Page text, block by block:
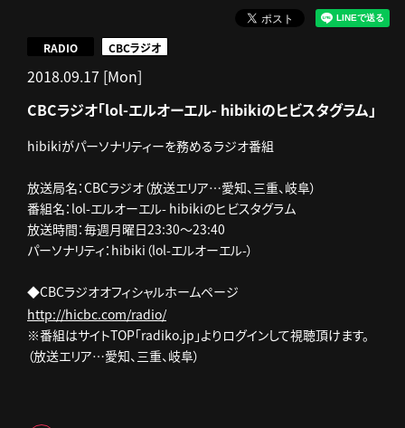
2018.09.17 [Mon]
RADIO CBCラジオ
CBCラジオ「lol-エルオーエル- hibikiのヒビスタグラム」
hibikiがパーソナリティーを務めるラジオ番組
放送局名：CBCラジオ（放送エリア…愛知、三重、岐阜）
番組名：lol-エルオーエル- hibikiのヒビスタグラム
放送時間：毎週月曜日23:30～23:40
パーソナリティ：hibiki（lol-エルオーエル-）
◆CBCラジオオフィシャルホームページ
http://hicbc.com/radio/
※番組はサイトTOP「radiko.jp」よりログインして視聴頂けます。
（放送エリア…愛知、三重、岐阜）